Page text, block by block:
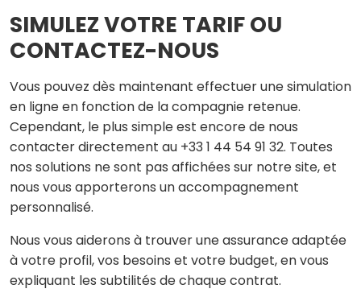
SIMULEZ VOTRE TARIF OU
CONTACTEZ-NOUS
Vous pouvez dès maintenant effectuer une simulation
en ligne en fonction de la compagnie retenue.
Cependant, le plus simple est encore de nous
contacter directement au +33 1 44 54 91 32. Toutes
nos solutions ne sont pas affichées sur notre site, et
nous vous apporterons un accompagnement
personnalisé.
Nous vous aiderons à trouver une assurance adaptée
à votre profil, vos besoins et votre budget, en vous
expliquant les subtilités de chaque contrat.